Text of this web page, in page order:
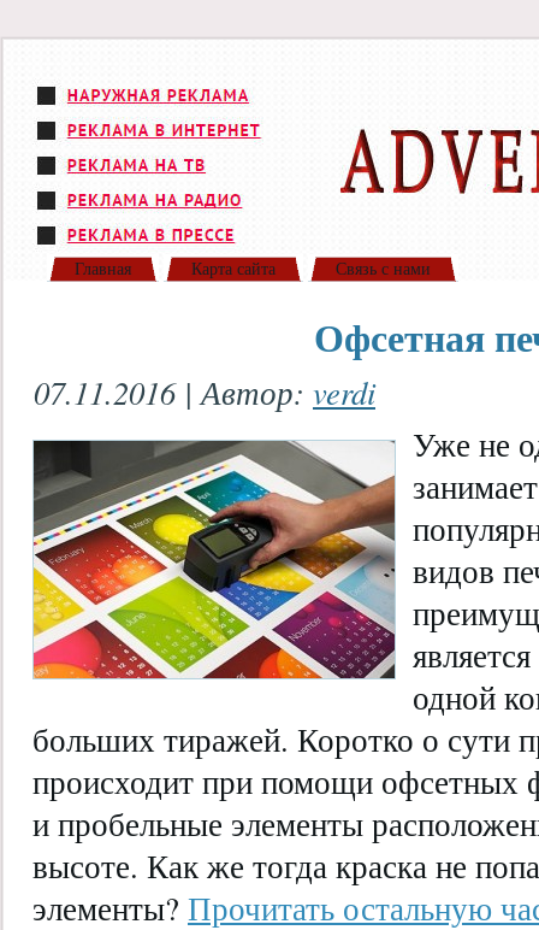
Главная Карта сайта Связь с нами
Офсетная
07.11.2016 | Автор: verdi
Уже не
видов
одной
больших тиражей. Коротко о сути
происходит при помощи офсетных
и пробельные элементы
высоте. Как же тогда краска не
элементы? Прочитать остальную